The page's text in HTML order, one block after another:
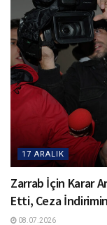
17 ARALIK
Zarrab İçin Karar
Etti, Ceza
08.07.2026